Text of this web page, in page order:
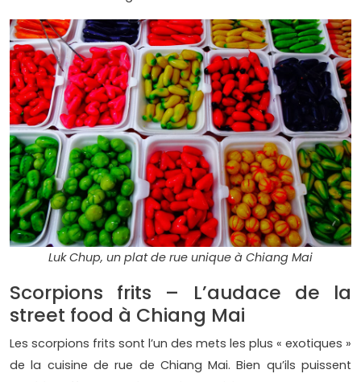
Luk Chup, un plat de rue unique à Chiang Mai
Scorpions frits – L’audace de la
street food à Chiang Mai
Les scorpions frits sont l’un des mets les plus « exotiques »
de la cuisine de rue de Chiang Mai. Bien qu’ils puissent